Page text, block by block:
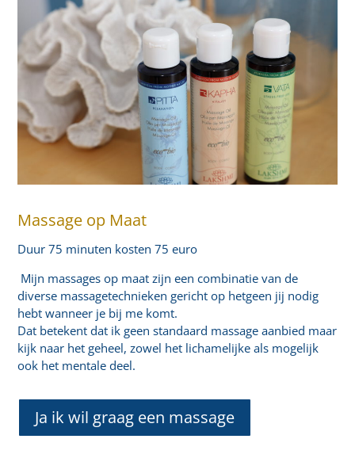
Massage op Maat
Duur 75 minuten kosten 75 euro
Mijn massages op maat zijn een combinatie van de
diverse massagetechnieken gericht op hetgeen jij nodig
hebt wanneer je bij me komt.
Dat betekent dat ik geen standaard massage aanbied maar
kijk naar het geheel, zowel het lichamelijke als mogelijk
ook het mentale deel.
Ja ik wil graag een massage